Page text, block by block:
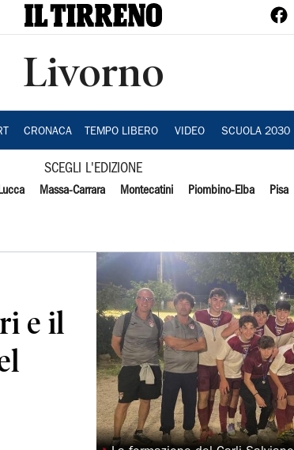
Livorno
CRONACA TEMPO LIBERO VIDEO SCUOLA 2030
SCEGLI L'EDIZIONE
Lucca Massa-Carrara Montecatini Piombino-Elba Pisa
e il